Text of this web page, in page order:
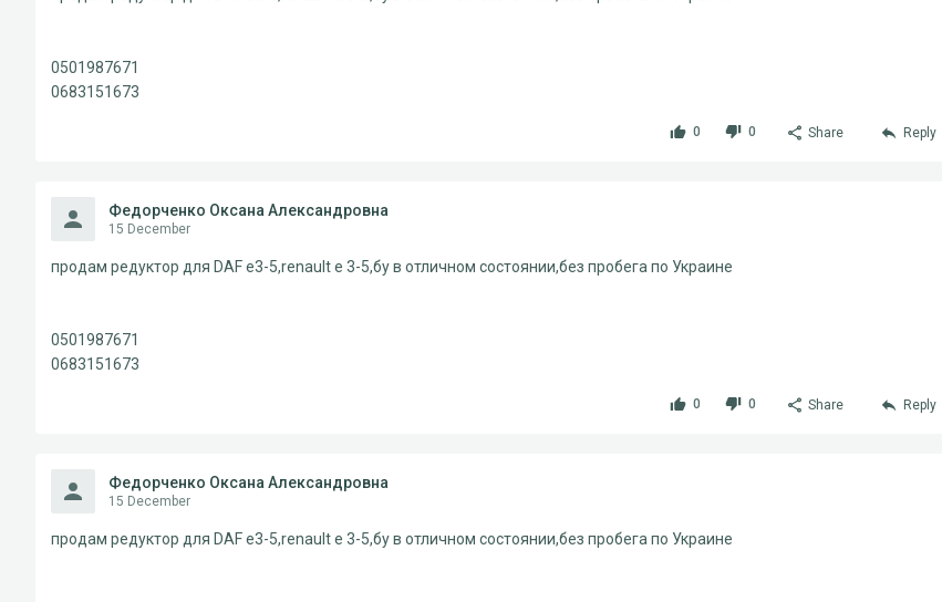
0501987671
0683151673
0 0 Share Reply
Федорченко Оксана Александровна
15 December
продам редуктор для DAF e3-5,renault e 3-5,бу в отличном состоянии,без пробега по Украине
0501987671
0683151673
0 0 Share Reply
Федорченко Оксана Александровна
15 December
продам редуктор для DAF e3-5,renault e 3-5,бу в отличном состоянии,без пробега по Украине